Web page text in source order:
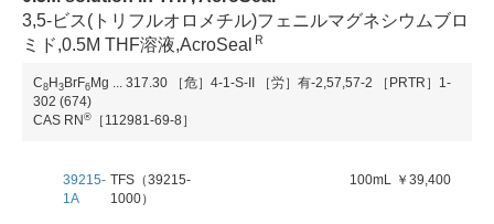
3,5-ビス(トリフルオロメチル)フェニルマグネシウムブロ
ミド,0.5M THF溶液,AcroSeal Ｒ
C8 H 3 BrF6 Mg ... 317.30 ［危］4-1-S-II ［労］有-2,57,57-2
［PRTR］1-
302 (674)
CAS RN ® ［112981-69-8］
39215-
1A
TFS（39215-
1000）
100mL ￥39,400